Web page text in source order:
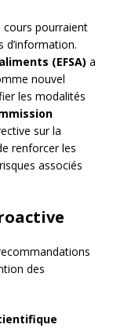
cours pourraient
d’information.
(EFSA) a
nouvel
les modalités
sur la
renforcer les
associés
des